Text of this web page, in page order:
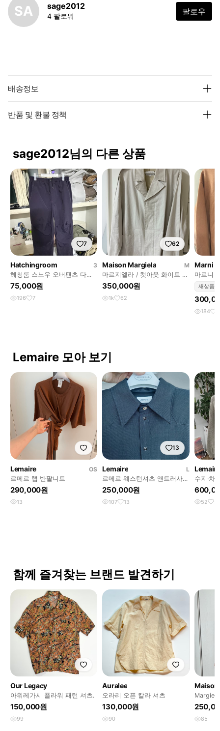
SA sage2012
4 팔로워 팔로우
배송정보
반품 및 환불 정책
sage2012님의 다른 상품
7
Hatchingroom
3
헤칭룸 스노우 오버팬츠 다크
퍼플 3사이즈
75,000원
196 7
62
Maison Margiela
M
마르지엘라 / 컷아웃 화이트 자
켓 / 46사이즈
350,000원
1k 62
Marni
마르니 /
48(105)
새상품
184
Lemaire 모아 보기
Lemaire
OS
르메르 랩 반팔니트
290,000원
13
13
Lemaire
L
르메르 웨스턴셔츠 앤트러사이
트
250,000원
107 13
Lemaire
수지·차
카라 가
52 5
함께 즐겨찾는 브랜드 발견하기
Our Legacy
아워레가시 플라워 패턴 셔츠.
150,000원
99
Auralee
오라리 오픈 칼라 셔츠
130,000원
90
Maison
85